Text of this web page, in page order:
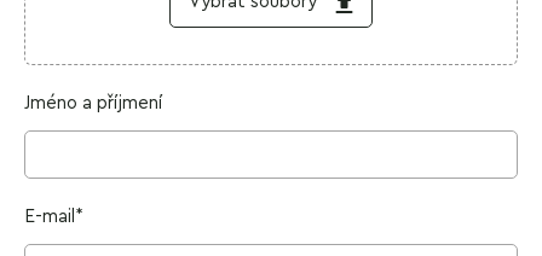
Jméno a příjmení
E-mail*